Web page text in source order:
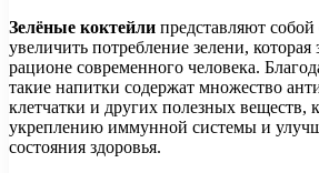
Зелёные коктейли представляют
увеличить потребление зелени, которая
рационе современного человека.
такие напитки содержат множество
клетчатки и других полезных веществ,
укреплению иммунной системы и
состояния здоровья.